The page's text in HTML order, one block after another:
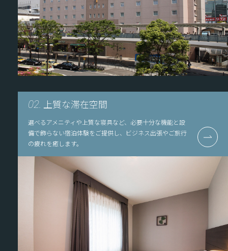
02. 上質な滞在空間
選べるアメニティや上質な寝具など、必要十分な機能と設
備で飾らない宿泊体験をご提供し、ビジネス出張やご旅行
の疲れを癒します。